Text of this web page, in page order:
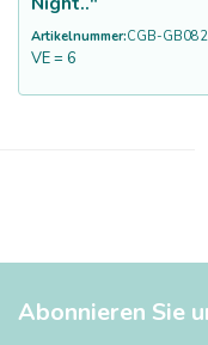
Artikelnummer:CGB-
VE = 6
Abonnieren Sie